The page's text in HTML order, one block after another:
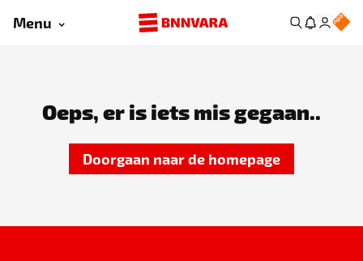
Menu
Oeps, er is iets mis gegaan..
Doorgaan naar de homepage